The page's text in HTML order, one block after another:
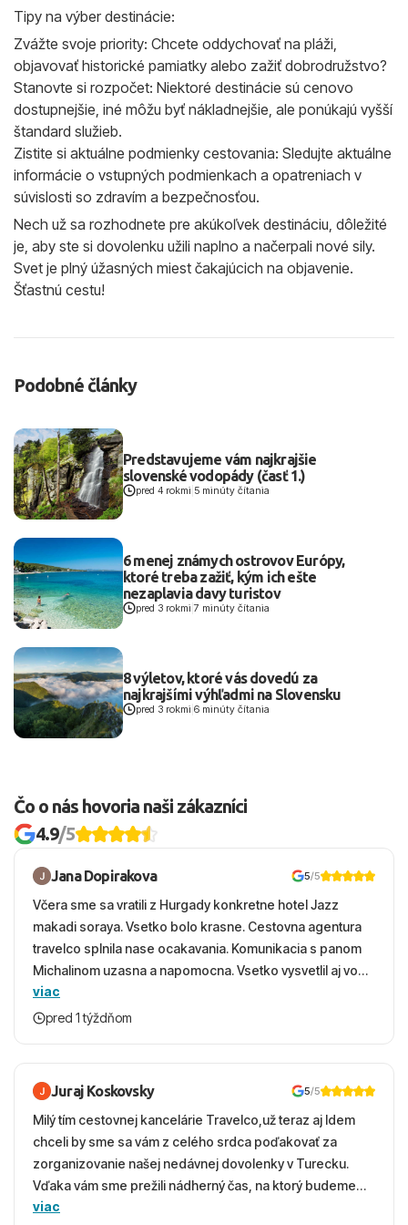
Tipy na výber destinácie:
Zvážte svoje priority: Chcete oddychovať na pláži,
objavovať historické pamiatky alebo zažiť dobrodružstvo?
Stanovte si rozpočet: Niektoré destinácie sú cenovo
dostupnejšie, iné môžu byť nákladnejšie, ale ponúkajú vyšší
štandard služieb.
Zistite si aktuálne podmienky cestovania: Sledujte aktuálne
informácie o vstupných podmienkach a opatreniach v
súvislosti so zdravím a bezpečnosťou.
Nech už sa rozhodnete pre akúkoľvek destináciu, dôležité
je, aby ste si dovolenku užili naplno a načerpali nové sily.
Svet je plný úžasných miest čakajúcich na objavenie.
Šťastnú cestu!
Podobné články
Predstavujeme vám najkrajšie
slovenské vodopády (časť 1.)
pred 4 rokmi 5 minúty čítania
6 menej známych ostrovov Európy,
ktoré treba zažiť, kým ich ešte
nezaplavia davy turistov
pred 3 rokmi |7 minúty čítania
8 výletov, ktoré vás dovedú za
najkrajšími výhľadmi na Slovensku
pred 3 rokmi 6 minúty čítania
Čo o nás hovoria naši zákazníci
4.9/5
Jana Dopirakova 5/5
Včera sme sa vratili z Hurgady konkretne hotel Jazz
makadi soraya. Vsetko bolo krasne. Cestovna agentura
travelco splnila nase ocakavania. Komunikacia s panom
Michalinom uzasna a napomocna. Vsetko vysvetlil aj vo
vecernych hodinach zaco sa ospravedlnujem. Hotel
krasny, cisty. Sluzby top. Strava, prostredie, more,
viac
pred 1 týždňom
Juraj Koskovsky 5/5
Milý tím cestovnej kancelárie Travelco,už teraz aj Idem
chceli by sme sa vám z celého srdca poďakovať za
zorganizovanie našej nedávnej dovolenky v Turecku.
Vďaka vám sme prežili nádherný čas, na ktorý budeme
ešte dlho s úsmevom spomínať. ​Všetko prebehlo
viac